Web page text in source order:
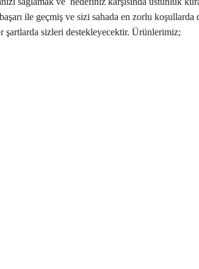
ile geçmiş ve sizi sahada en zorlu
şartlarda sizleri destekleyecektir. Ürünlerimiz;